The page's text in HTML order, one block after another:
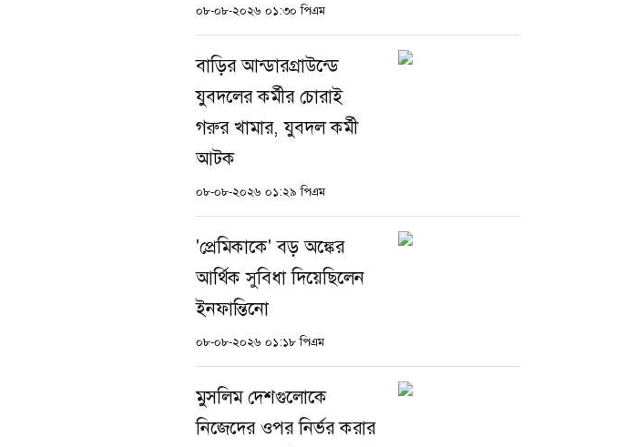
০৮-০৮-২০২৬ ০১:৩০ পিএম
বাড়ির আন্ডারগ্রাউন্ডে
যুবদলের কর্মীর চোরাই
গরুর খামার, যুবদল কর্মী
আটক
০৮-০৮-২০২৬ ০১:২৯ পিএম
'প্রেমিকাকে' বড় অঙ্কের
আর্থিক সুবিধা দিয়েছিলেন
ইনফান্তিনো
০৮-০৮-২০২৬ ০১:১৮ পিএম
মুসলিম দেশগুলোকে
নিজেদের ওপর নির্ভর করার